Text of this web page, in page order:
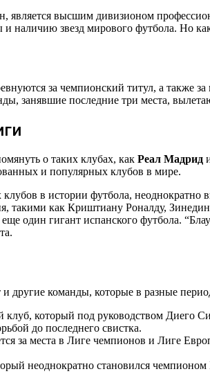
является высшим дивизионом
наличию звезд мирового футбола. Но
за чемпионский титул, а также
занявшие последние три места,
о таких клубах, как Реал Мадрид
и популярных клубов в мире.
в истории футбола,
такими как Криштиану Роналду,
один гигант испанского футбола.
команды, которые в разные
который под руководством Диего
до последнего свистка.
за места в Лиге чемпионов и Лиге
неоднократно становился